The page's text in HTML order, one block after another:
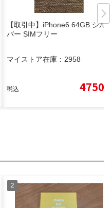
【取引中】iPhone6 64GB シル
バー SIMフリー
マイストア在庫： 2958
税込 4750